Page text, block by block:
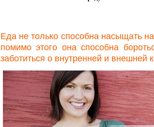
Еда не только способна насыщать
помимо этого она способна
заботиться о внутренней и внешней